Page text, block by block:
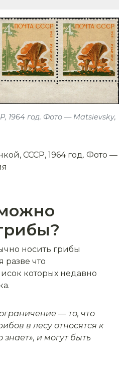
1964 год. Фото — Matsievsky,
СССР, 1964 год. Фото —
носить грибы
разве что
которых недавно
— то, что
в лесу относятся к
знает», и могут быть